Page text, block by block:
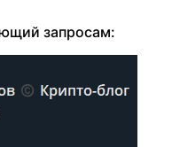
запросам: